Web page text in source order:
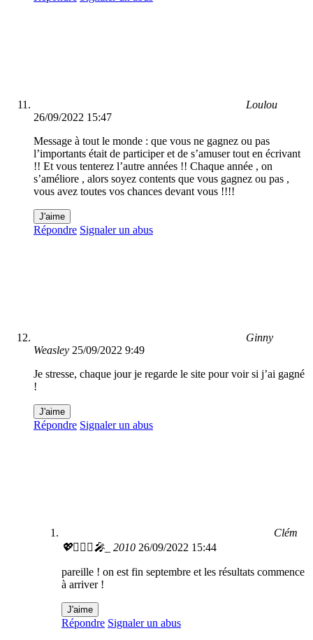
Loulou
26/09/2022 15:47
Message à tout le monde : que vous ne gagnez ou pas
l’importants était de participer et de s’amuser tout en écrivant
!! Et vous tenterez l’autre années !! Chaque année , on
s’améliore , alors soyez contents que vous gagnez ou pas ,
vous avez toutes vos chances devant vous !!!!
J'aime
Répondre Signaler un abus
Ginny
Weasley 25/09/2022 9:49
Je stresse, chaque jour je regarde le site pour voir si j’ai gagné
!
J'aime
Répondre Signaler un abus
Clém
💖🤸🏽‍♂️🎤_ 2010 26/09/2022 15:44
pareille ! on est fin septembre et les résultats commence
à arriver !
J'aime
Répondre Signaler un abus